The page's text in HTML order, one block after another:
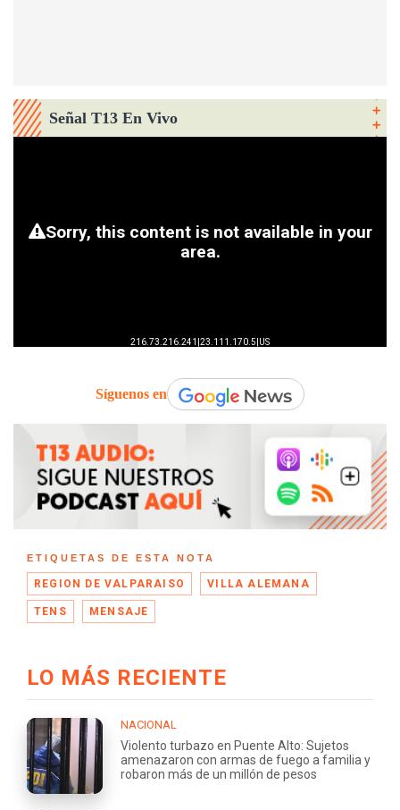
Señal T13 En Vivo
Síguenos en
ETIQUETAS DE ESTA NOTA
REGION DE VALPARAISO VILLA ALEMANA
TENS MENSAJE
LO MÁS RECIENTE
NACIONAL
Violento turbazo en Puente Alto: Sujetos
amenazaron con armas de fuego a familia y
robaron más de un millón de pesos